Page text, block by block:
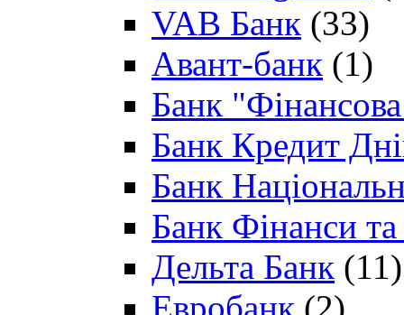
VAB Банк (33)
Авант-банк (1)
Банк "Фінансова
Банк Кредит
Банк
Банк Фінанси
Дельта Банк (11)
Евробанк (2)